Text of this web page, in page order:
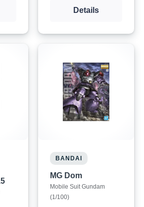
Details
BANDAI
MG Dom
Mobile Suit Gundam
(1/100)